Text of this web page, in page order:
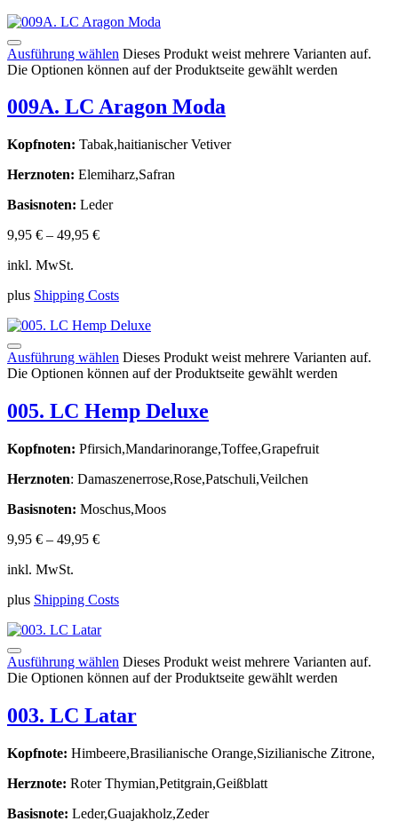
Ausführung wählen Dieses Produkt weist mehrere Varianten auf.
Die Optionen können auf der Produktseite gewählt werden
009A. LC Aragon Moda
Kopfnoten: Tabak,haitianischer Vetiver
Herznoten: Elemiharz,Safran
Basisnoten: Leder
9,95 € – 49,95 €
inkl. MwSt.
plus Shipping Costs
Ausführung wählen Dieses Produkt weist mehrere Varianten auf.
Die Optionen können auf der Produktseite gewählt werden
005. LC Hemp Deluxe
Kopfnoten: Pfirsich,Mandarinorange,Toffee,Grapefruit
Herznoten: Damaszenerrose,Rose,Patschuli,Veilchen
Basisnoten: Moschus,Moos
9,95 € – 49,95 €
inkl. MwSt.
plus Shipping Costs
Ausführung wählen Dieses Produkt weist mehrere Varianten auf.
Die Optionen können auf der Produktseite gewählt werden
003. LC Latar
Kopfnote: Himbeere,Brasilianische Orange,Sizilianische Zitrone,
Herznote: Roter Thymian,Petitgrain,Geißblatt
Basisnote: Leder,Guajakholz,Zeder